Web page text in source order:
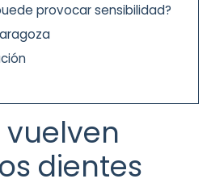
provocar sensibilidad?
vuelven
dientes